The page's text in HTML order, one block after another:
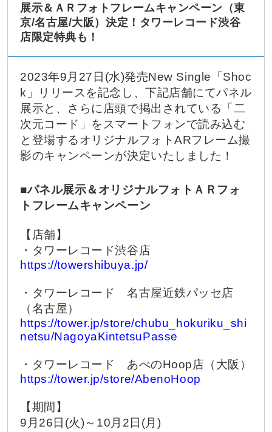
展示＆ＡＲフォトフレームキャンペーン（東
京/名古屋/大阪）決定！タワーレコード渋谷
店限定特典も！
2023年9月27日(水)発売New Single「Shoc
k」リリースを記念し、下記店舗にてパネル
展示と、さらに店頭で掲出されている「二
次元コード」をスマートフォンで読み込む
と登場するオリジナルフォトARフレーム撮
影のキャンペーンが決定いたしました！
■パネル展示＆オリジナルフォトＡＲフォ
トフレームキャンペーン
【店舗】
・タワーレコード渋谷店
https://towershibuya.jp/
・タワーレコード 名古屋近鉄パッセ店
（名古屋）
https://tower.jp/store/chubu_hokuriku_shi
netsu/NagoyaKintetsuPasse
・タワーレコード あべのHoop店（大阪）
https://tower.jp/store/AbenoHoop
【期間】
9月26日(火)～10月2日(月)